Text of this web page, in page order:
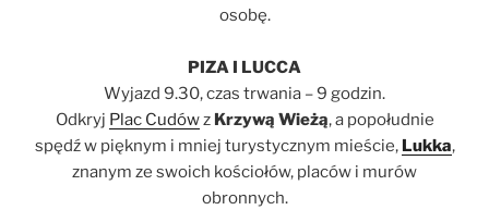
osobę.
PIZA I LUCCA
Wyjazd 9.30, czas trwania – 9 godzin.
Odkryj Plac Cudówz Krzywą Wieżą, a popołudnie
spędź w pięknym i mniej turystycznym mieście, Lukka,
znanym ze swoich kościołów, placów i murów
obronnych.